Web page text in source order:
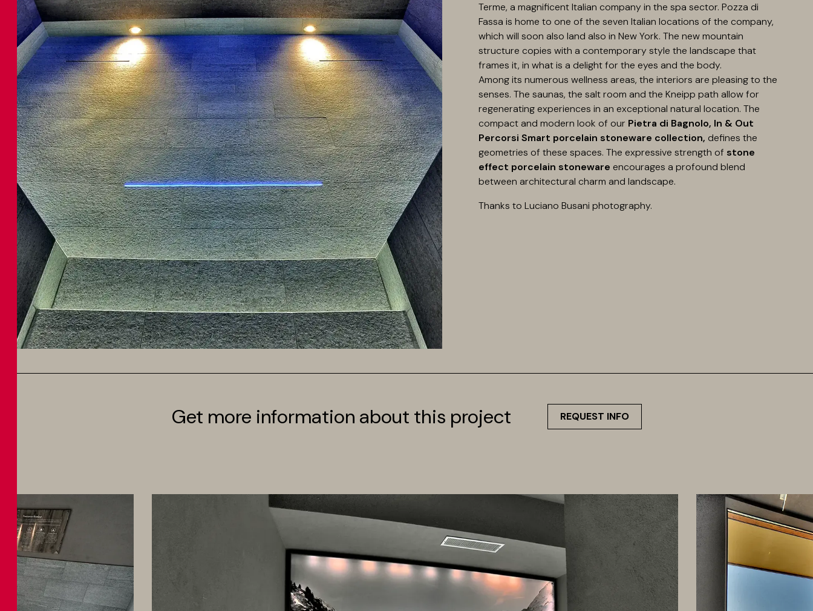
Terme, a magnificent Italian company in the spa sector. Pozza di
Fassa is home to one of the seven Italian locations of the company,
which will soon also land also in New York. The new mountain
structure copies with a contemporary style the landscape that
frames it, in what is a delight for the eyes and the body.
Among its numerous wellness areas, the interiors are pleasing to the
senses. The saunas, the salt room and the Kneipp path allow for
regenerating experiences in an exceptional natural location. The
compact and modern look of our Pietra di Bagnolo, In & Out
Percorsi Smart porcelain stoneware collection, defines the
geometries of these spaces. The expressive strength of stone
effect porcelain stoneware encourages a profound blend
between architectural charm and landscape.
Thanks to Luciano Busani photography.
Get more information about this project REQUEST INFO